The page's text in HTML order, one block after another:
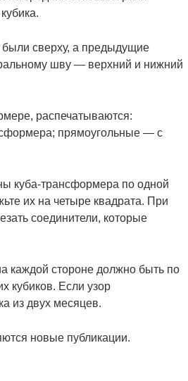
были сверху, а предыдущие
шву — верхний и нижний
распечатываются:
прямоугольные — с
куба-трансформера по одной
их на четыре квадрата. При
соединители, которые
каждой стороне должно быть по
кубиков. Если узор
из двух месяцев.
новые публикации.